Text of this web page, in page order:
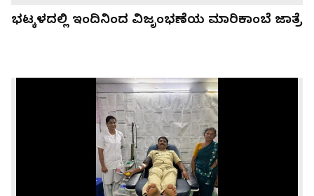
ಭಟ್ಕಳದಲ್ಲಿ ಇಂದಿನಿಂದ ವಿಜೃಂಭಣೆಯ ಮಾರಿಕಾಂಬೆ ಜಾತ್ರೆ